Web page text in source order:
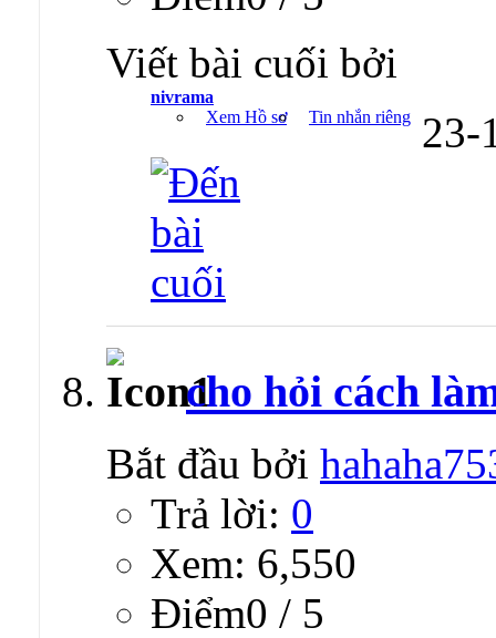
Viết bài cuối bởi
nivrama
Xem Hồ sơ
Tin nhắn riêng 23-
cho hỏi cách
Bắt đầu bởi
Trả lời: 0
Xem: 6,550
Ðiểm0 / 5